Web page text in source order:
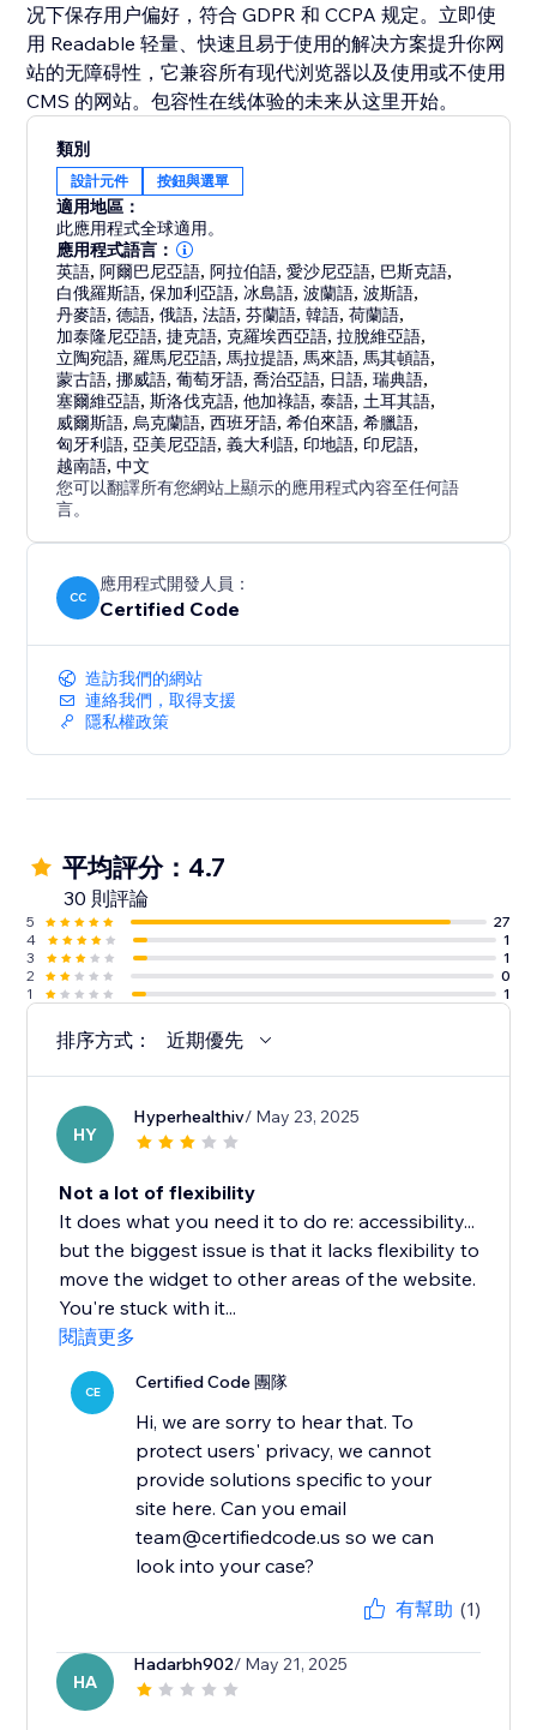
况下保存用户偏好，符合 GDPR 和 CCPA 规定。立即使
用 Readable 轻量、快速且易于使用的解决方案提升你网
站的无障碍性，它兼容所有现代浏览器以及使用或不使用
CMS 的网站。包容性在线体验的未来从这里开始。
類別
設計元件 按鈕與選單
適用地區：
此應用程式全球適用。
應用程式語言：
英語,阿爾巴尼亞語,阿拉伯語,愛沙尼亞語, 巴斯克語,
白俄羅斯語,保加利亞語, 冰島語,波蘭語,波斯語,
丹麥語,德語,俄語,法語,芬蘭語,韓語,荷蘭語,
加泰隆尼亞語,捷克語,克羅埃西亞語,拉脫維亞語,
立陶宛語,羅馬尼亞語, 馬拉提語, 馬來語, 馬其頓語,
蒙古語,挪威語,葡萄牙語,喬治亞語, 日語,瑞典語,
塞爾維亞語,斯洛伐克語,他加祿語,泰語, 土耳其語,
威爾斯語, 烏克蘭語,西班牙語,希伯來語,希臘語,
匈牙利語,亞美尼亞語,義大利語, 印地語, 印尼語,
越南語,中文
您可以翻譯所有您網站上顯示的應用程式內容至任何語
言。
CC
應用程式開發人員：
Certified Code
造訪我們的網站
連絡我們，取得支援
隱私權政策
平均評分：4.7
30 則評論
5
27
4
1
3
1
2
0
1
1
排序方式： 近期優先
HY
Hyperhealthiv/ May 23, 2025
Not a lot of flexibility
It does what you need it to do re: accessibility...
but the biggest issue is that it lacks flexibility to
move the widget to other areas of the website.
You're stuck with it...
閱讀更多
CE Certified Code 團隊
Hi, we are sorry to hear that. To
protect users' privacy, we cannot
provide solutions specific to your
site here. Can you email
team@certifiedcode.us so we can
look into your case?
有幫助 (1)
HA
Hadarbh902/ May 21, 2025